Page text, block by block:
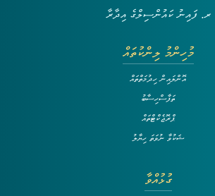
ރ. ފައިނު ކައުންސިލްގެ އިދާރާ
މުހިންމު ލިންކުތައް
އޮންލައިން ހިދުމަތްތައް
ތަފާސްހިސާބު
ޕްރޮޖެކްޓްތައް
ޝަކުވާ ނުވަތަ ހިޔާލު
ގުޅުއްވާ